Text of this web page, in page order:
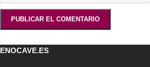
ENOCAVE.ES